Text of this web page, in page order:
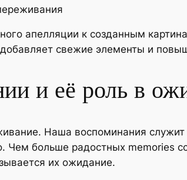
апелляции к созданным
свежие элементы и
и её роль в
Наша воспоминания служит
Чем больше радостных memories
их ожидание.